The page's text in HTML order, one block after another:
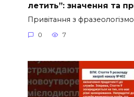
летить”: значення та
Привітання з
0 7